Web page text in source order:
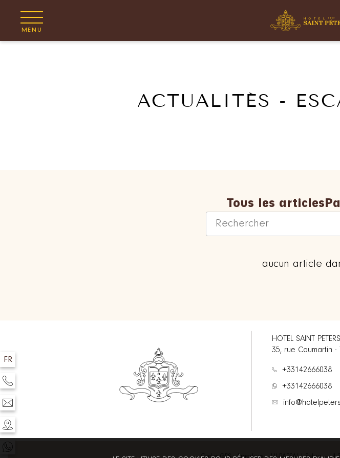
MENU
ACTUALITÉS -
Tous les articles
aucun article
HOTEL SAINT
35, rue Caumartin -
+33142666038
+33142666038
Codes GDS : Amadeus – UI PARSAI | Sabre –
FR